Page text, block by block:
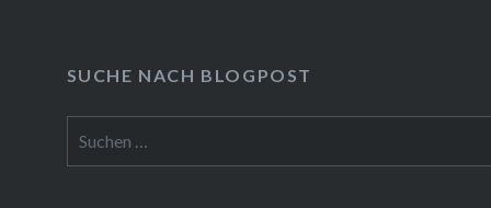
SUCHE NACH BLOGPOST
nach: